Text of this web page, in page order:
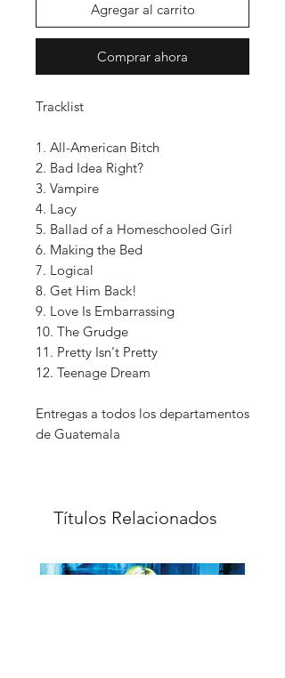
Agregar al carrito
Comprar ahora
Tracklist
1. All-American Bitch
2. Bad Idea Right?
3. Vampire
4. Lacy
5. Ballad of a Homeschooled Girl
6. Making the Bed
7. Logical
8. Get Him Back!
9. Love Is Embarrassing
10. The Grudge
11. Pretty Isn't Pretty
12. Teenage Dream
Entregas a todos los departamentos
de Guatemala
Títulos Relacionados